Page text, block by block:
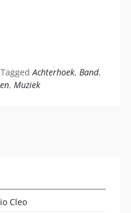
TaggedAchterhoek, Band,
, Muziek
Cleo